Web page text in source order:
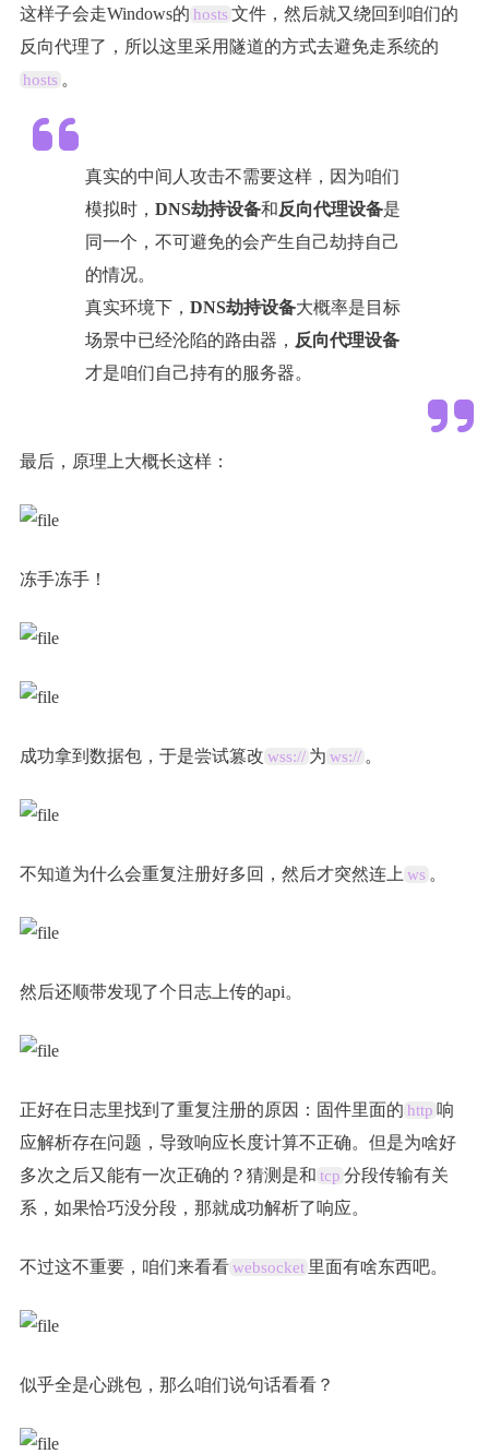
这样子会走Windows的 hosts 文件，然后就又绕回到咱们的
反向代理了，所以这里采用隧道的方式去避免走系统的
hosts 。
真实的中间人攻击不需要这样，因为咱们
模拟时， DNS劫持设备和反向代理设备是
同一个，不可避免的会产生自己劫持自己
的情况。
真实环境下， DNS劫持设备大概率是目标
场景中已经沦陷的路由器， 反向代理设备
才是咱们自己持有的服务器。
最后，原理上大概长这样：
冻手冻手！
成功拿到数据包，于是尝试篡改 wss:// 为 ws:// 。
不知道为什么会重复注册好多回，然后才突然连上 ws 。
然后还顺带发现了个日志上传的api。
正好在日志里找到了重复注册的原因：固件里面的 http 响
应解析存在问题，导致响应长度计算不正确。但是为啥好
多次之后又能有一次正确的？猜测是和 tcp 分段传输有关
系，如果恰巧没分段，那就成功解析了响应。
不过这不重要，咱们来看看websocket 里面有啥东西吧。
似乎全是心跳包，那么咱们说句话看看？